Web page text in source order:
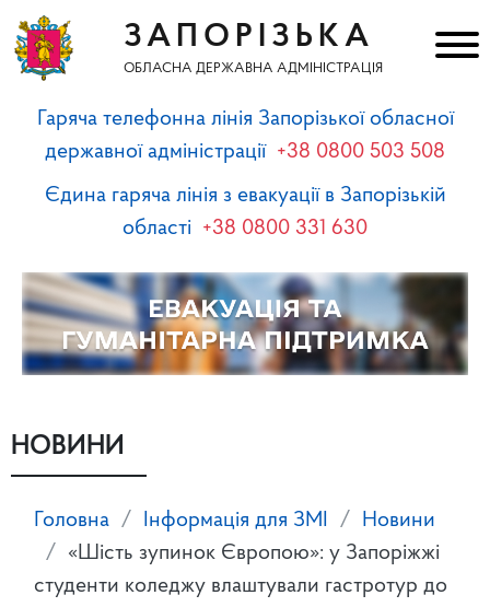
ЗАПОРІЗЬКА
ОБЛАСНА ДЕРЖАВНА АДМІНІСТРАЦІЯ
Гаряча телефонна лінія Запорізької обласної
державної адміністрації +38 0800 503 508
Єдина гаряча лінія з евакуації в Запорізькій
області +38 0800 331 630
НОВИНИ
Головна Інформація для ЗМІ
Новини
«Шість зупинок Європою»: у Запоріжжі
студенти коледжу влаштували гастротур до